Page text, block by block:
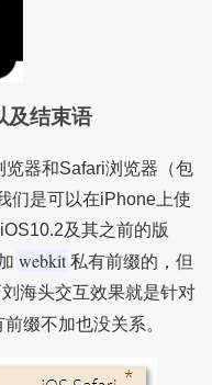
及结束语
器和Safari浏览器（包
们是可以在iPhone上使
及其之前的版
webkit 私有前缀的，但
海头交互效果就是针对
前缀不加也没关系。